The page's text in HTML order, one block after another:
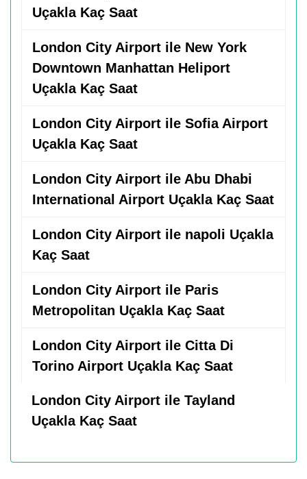
Uçakla Kaç Saat
London City Airport ile New York
Downtown Manhattan Heliport
Uçakla Kaç Saat
London City Airport ile Sofia Airport
Uçakla Kaç Saat
London City Airport ile Abu Dhabi
International Airport Uçakla Kaç Saat
London City Airport ile napoli Uçakla
Kaç Saat
London City Airport ile Paris
Metropolitan Uçakla Kaç Saat
London City Airport ile Citta Di
Torino Airport Uçakla Kaç Saat
London City Airport ile Tayland
Uçakla Kaç Saat